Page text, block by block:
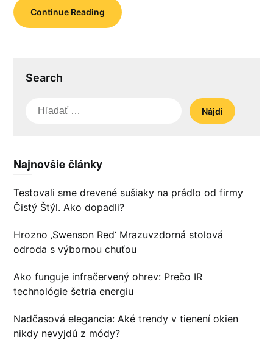
Continue Reading
Search
Hľadať:
Najnovšie články
Testovali sme drevené sušiaky na prádlo od firmy
Čistý Štýl. Ako dopadli?
Hrozno ‚Swenson Red‘ Mrazuvzdorná stolová
odroda s výbornou chuťou
Ako funguje infračervený ohrev: Prečo IR
technológie šetria energiu
Nadčasová elegancia: Aké trendy v tienení okien
nikdy nevyjdú z módy?